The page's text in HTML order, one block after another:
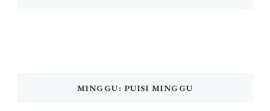
MINGGU: PUISI MINGGU